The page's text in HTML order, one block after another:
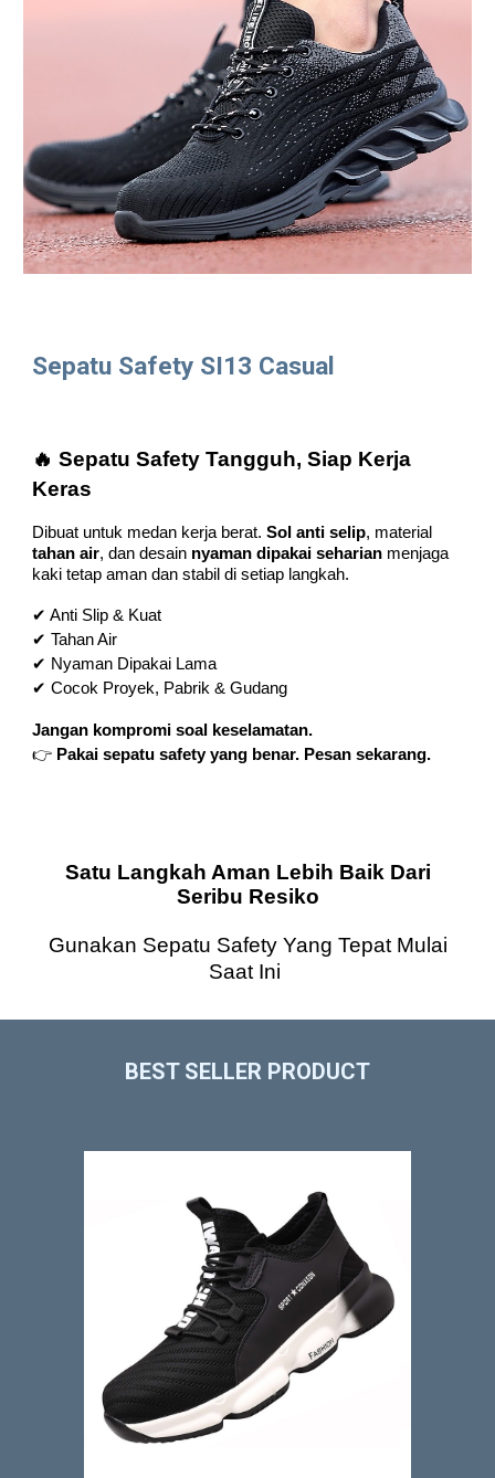
Sepatu Safety SI13 Casual
🔥 Sepatu Safety Tangguh, Siap Kerja
Keras
Dibuat untuk medan kerja berat.Sol anti selip, material
tahan air, dan desain nyaman dipakai seharian menjaga
kaki tetap aman dan stabil di setiap langkah.
✔ Anti Slip & Kuat
✔ Tahan Air
✔ Nyaman Dipakai Lama
✔ Cocok Proyek, Pabrik & Gudang
Jangan kompromi soal keselamatan.
👉 Pakai sepatu safety yang benar. Pesan sekarang.
Satu Langkah Aman Lebih Baik Dari
Seribu Resiko
Gunakan Sepatu Safety Yang Tepat Mulai
Saat Ini
BEST SELLER PRODUCT